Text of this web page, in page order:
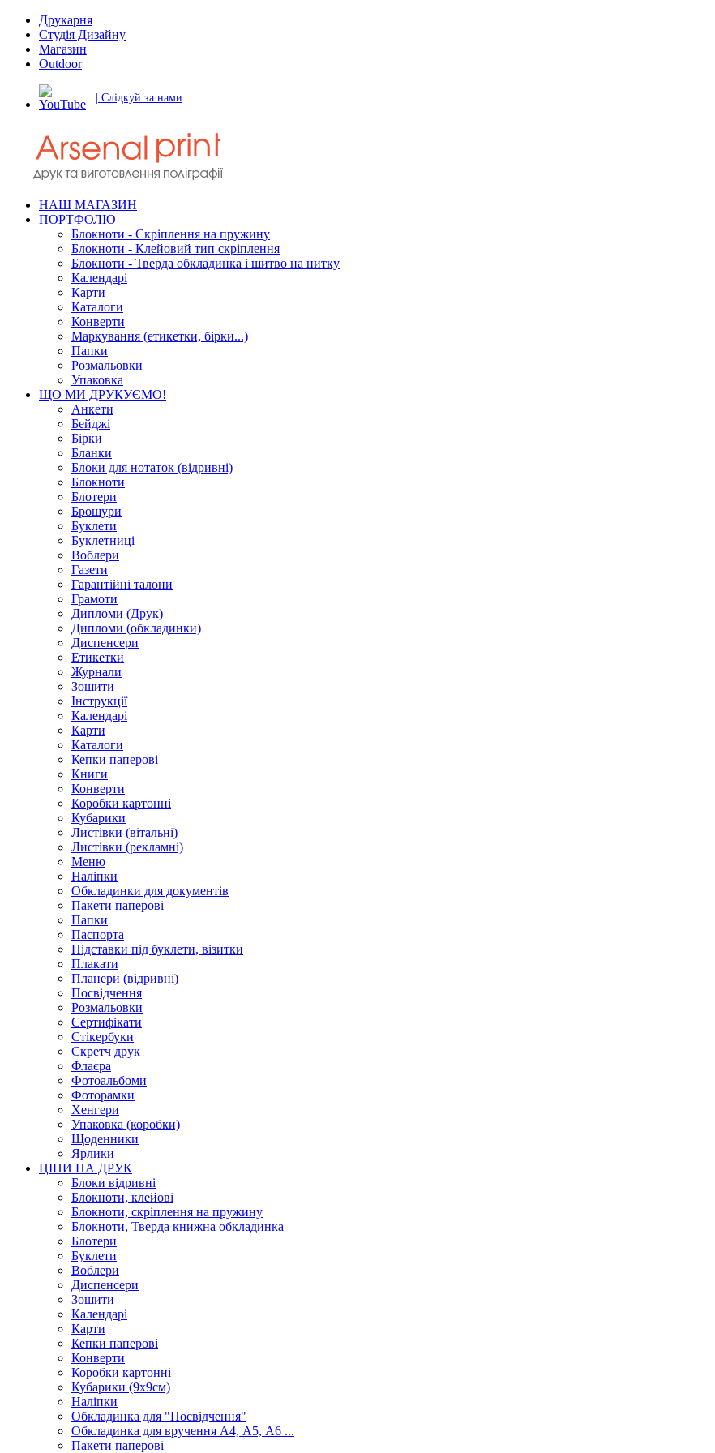
Друкарня
Студія Дизайну
Магазин
Outdoor
| Слідкуй за нами
НАШ МАГАЗИН
ПОРТФОЛІО
Блокноти - Скріплення на пружину
Блокноти - Клейовий тип скріплення
Блокноти - Тверда обкладинка і шитво на нитку
Календарі
Карти
Каталоги
Конверти
Маркування (етикетки, бірки...)
Папки
Розмальовки
Упаковка
ЩО МИ ДРУКУЄМО!
Анкети
Бейджі
Бірки
Бланки
Блоки для нотаток (відривні)
Блокноти
Блотери
Брошури
Буклети
Буклетниці
Воблери
Газети
Гарантійні талони
Грамоти
Дипломи (Друк)
Дипломи (обкладинки)
Диспенсери
Етикетки
Журнали
Зошити
Інструкції
Календарі
Карти
Каталоги
Кепки паперові
Книги
Конверти
Коробки картонні
Кубарики
Листівки (вітальні)
Листівки (рекламні)
Меню
Наліпки
Обкладинки для документів
Пакети паперові
Папки
Паспорта
Підставки під буклети, візитки
Плакати
Планери (відривні)
Посвідчення
Розмальовки
Сертифікати
Стікербуки
Скретч друк
Флаєра
Фотоальбоми
Фоторамки
Хенгери
Упаковка (коробки)
Щоденники
Ярлики
ЦІНИ НА ДРУК
Блоки відривні
Блокноти, клейові
Блокноти, скріплення на пружину
Блокноти, Тверда книжна обкладинка
Блотери
Буклети
Воблери
Диспенсери
Зошити
Календарі
Карти
Кепки паперові
Конверти
Коробки картонні
Кубарики (9х9см)
Наліпки
Обкладинка для "Посвідчення"
Обкладинка для вручення А4, А5, А6 ...
Пакети паперові